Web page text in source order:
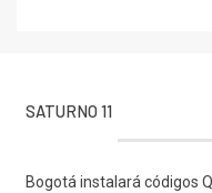
SATURNO 11
Bogotá instalará códigos